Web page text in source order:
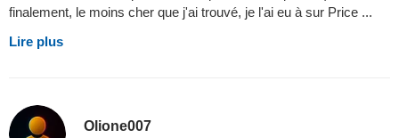
finalement, le moins cher que j'ai trouvé, je l'ai eu à sur Price ...
Lire plus
Olione007